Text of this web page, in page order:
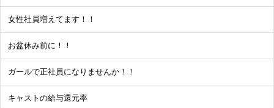
女性社員増えてます！！
お盆休み前に！！
ガールで正社員になりませんか！！
キャストの給与還元率